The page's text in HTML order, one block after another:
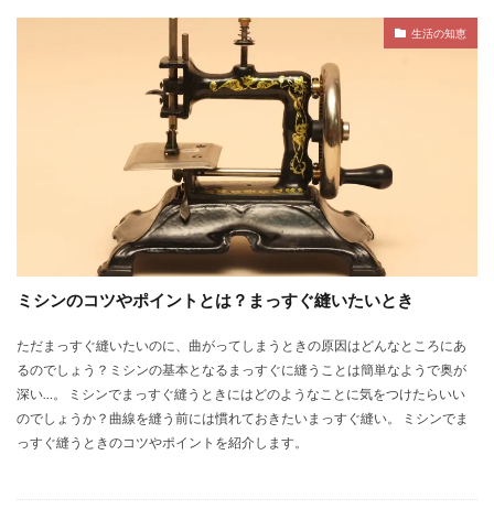
生活の知恵
ミシンのコツやポイントとは？まっすぐ縫いたいとき
ただまっすぐ縫いたいのに、曲がってしまうときの原因はどんなところにあ
るのでしょう？ミシンの基本となるまっすぐに縫うことは簡単なようで奥が
深い…。 ミシンでまっすぐ縫うときにはどのようなことに気をつけたらいい
のでしょうか？曲線を縫う前には慣れておきたいまっすぐ縫い。 ミシンでま
っすぐ縫うときのコツやポイントを紹介します。